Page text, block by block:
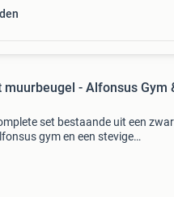
muurbeugel - Alfonsus Gym
set bestaande uit een
gym en een stevige